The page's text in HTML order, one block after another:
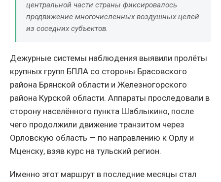
центральной части страны фиксировалось
продвижение многочисленных воздушных целей
из соседних субъектов.
Дежурные системы наблюдения выявили пролёты
крупных групп БПЛА со стороны Брасовского
района Брянской области и Железногорского
района Курской области. Аппараты проследовали в
сторону населённого пункта Шаблыкино, после
чего продолжили движение транзитом через
Орловскую область — по направлению к Орлу и
Мценску, взяв курс на тульский регион.
Именно этот маршрут в последние месяцы стал